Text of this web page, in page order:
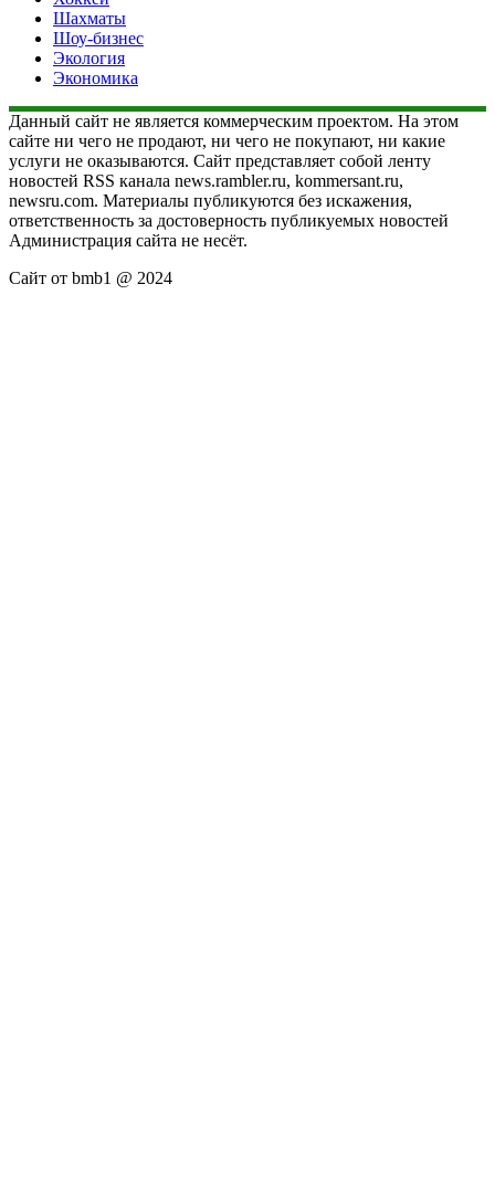
Шахматы
Шоу-бизнес
Экология
Экономика
Данный сайт не является коммерческим проектом. На этом
сайте ни чего не продают, ни чего не покупают, ни какие
услуги не оказываются. Сайт представляет собой ленту
новостей RSS канала news.rambler.ru, kommersant.ru,
newsru.com. Материалы публикуются без искажения,
ответственность за достоверность публикуемых новостей
Администрация сайта не несёт.
Сайт от bmb1 @ 2024